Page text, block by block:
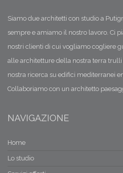
Siamo due architetti con studio a
sempre e amiamo il nostro lavoro. Ci
nostri clienti di cui vogliamo cogliere
alle architetture della nostra terra
nostra ricerca su edifici mediterranei
Collaboriamo con un architetto
NAVIGAZIONE
Home
Lo studio